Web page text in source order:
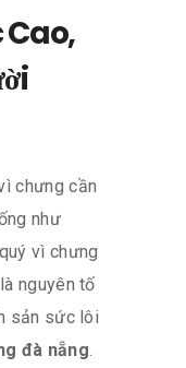
Cao,
chưng cần
như
vì chưng
nguyên tố
sản sức lôi
đà nẵng.